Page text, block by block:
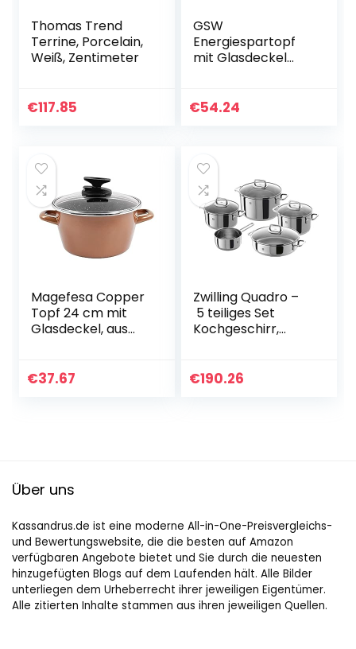
Thomas Trend
Terrine, Porcelain,
Weiß, Zentimeter
€117.85
GSW
Energiespartopf
mit Glasdeckel
€54.24
Magefesa Copper
Topf 24 cm mit
Glasdeckel, aus
äußerer Emaille
€37.67
Zwilling Quadro –
5 teiliges Set
Kochgeschirr,
€190.26
Über uns
Kassandrus.de ist eine moderne All-in-One-Preisvergleichs-
und Bewertungswebsite, die die besten auf Amazon
verfügbaren Angebote bietet und Sie durch die neuesten
hinzugefügten Blogs auf dem Laufenden hält. Alle Bilder
unterliegen dem Urheberrecht ihrer jeweiligen Eigentümer.
Alle zitierten Inhalte stammen aus ihren jeweiligen Quellen.